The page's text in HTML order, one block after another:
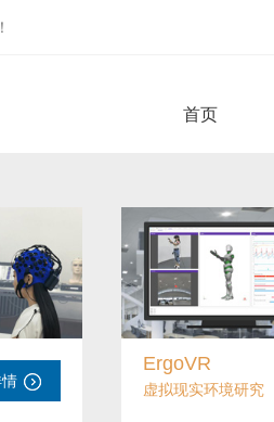
首页
ErgoVR
虚拟现实环境研究